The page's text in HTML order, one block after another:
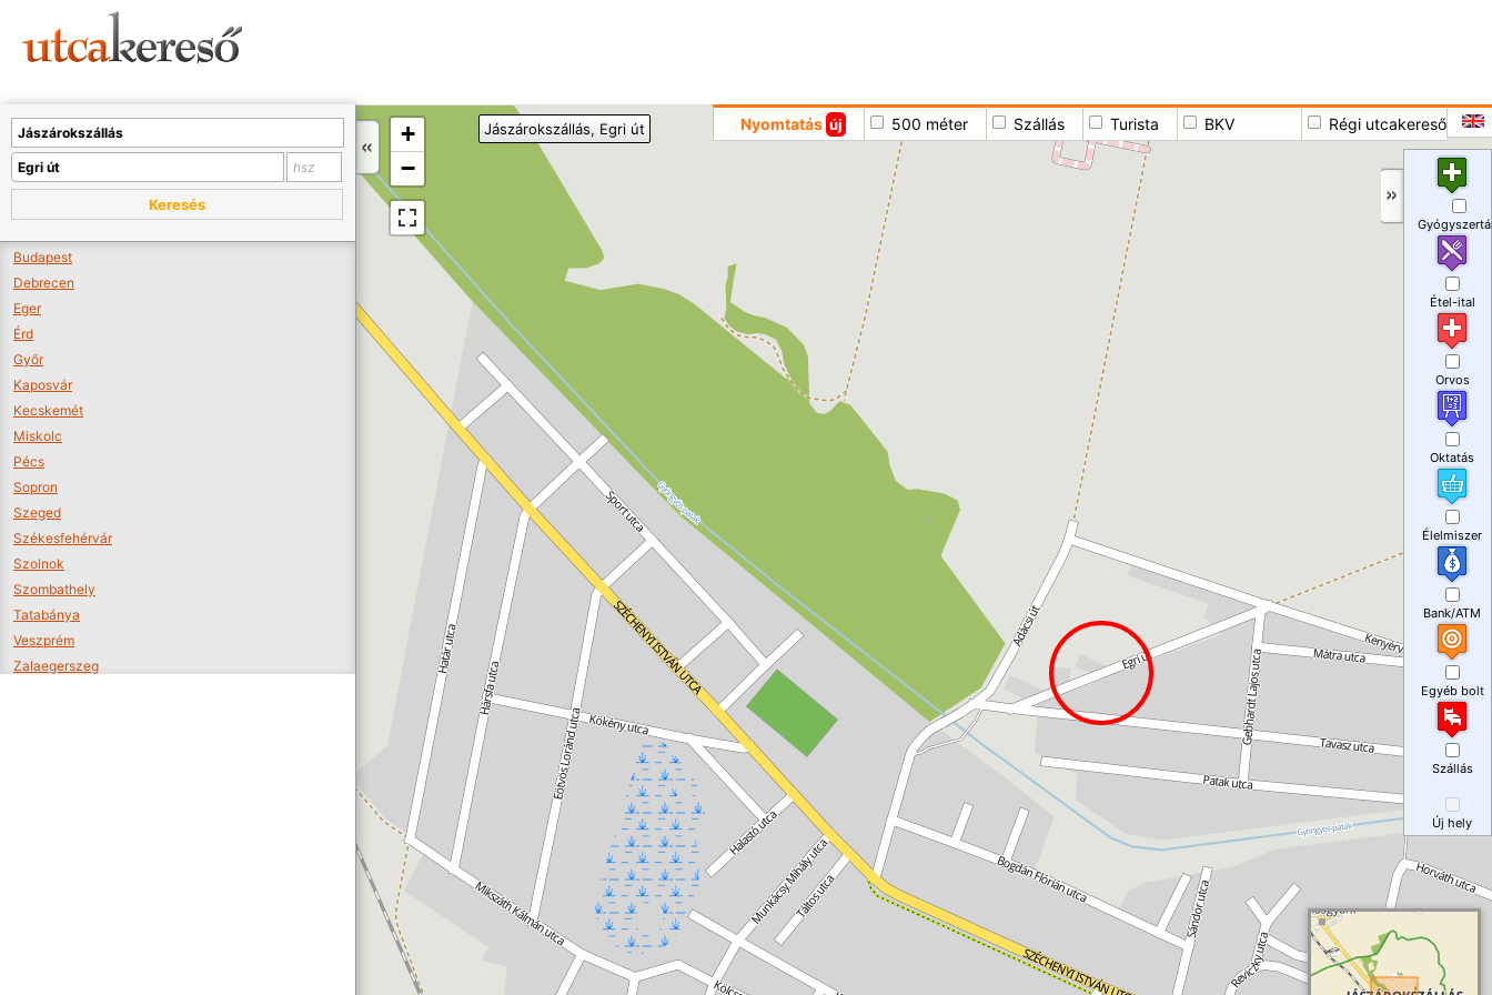
+
−
Nyomtatás új 500 méter Szállás Turista BKV Régi utcakereső
Jászárokszállás, Egri út
Keresés
Budapest
Debrecen
Eger
Érd
Győr
Kaposvár
Kecskemét
Miskolc
Pécs
Sopron
Szeged
Székesfehérvár
Szolnok
Szombathely
Tatabánya
Veszprém
Zalaegerszeg
Étel-ital
Orvos
Oktatás
Élelmiszer
Bank/ATM
Egyéb bolt
Szállás
Új hely
A térképet kicsinyíteni kell, hogy látszódjanak a boltok.
Boltok látszódjanak >>